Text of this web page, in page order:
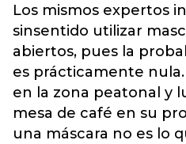
Los mismos expertos
sinsentido utilizar
abiertos, pues la
es prácticamente nula.
en la zona peatonal y
mesa de café en su
una máscara no es lo